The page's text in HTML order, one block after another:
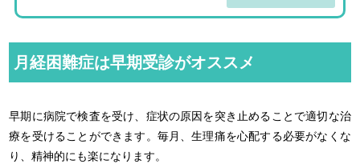
月経困難症は早期受診がオススメ
早期に病院で検査を受け、症状の原因を突き止めることで適切な治
療を受けることができます。毎月、生理痛を心配する必要がなくな
り、精神的にも楽になります。